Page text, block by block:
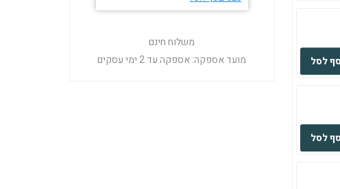
לסל
לסל
משלוח חינם
מועד אספקה:אספקה עד 2 ימי עסקים